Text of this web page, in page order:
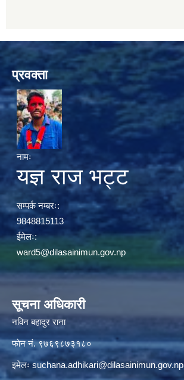
प्रवक्ता
नामः
यज्ञ राज भट्ट
सम्पर्क नम्बरः:
9848815113
ईमेलः:
ward5@dilasainimun.gov.np
सूचना अधिकारी
नविन बहादुर राना
फाेन नं. ९७६९८७३१८०
इमेलःsuchana.adhikari@dilasainimun.gov.np